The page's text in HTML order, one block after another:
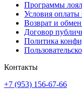
Программы
Условия оплаты
Возврат и
Договор
Политика
Контакты
+7 (953) 156-67-66